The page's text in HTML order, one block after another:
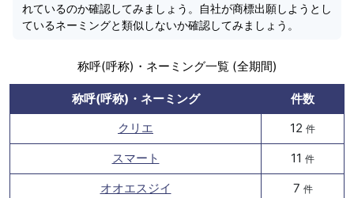
れているのか確認してみましょう。自社が商標出願しようとし
ているネーミングと類似しないか確認してみましょう。
称呼(呼称)・ネーミング一覧 (全期間)
称呼(呼称)・ネーミング
件数
クリエ
12 件
スマート 11 件
オオエスジイ 7 件